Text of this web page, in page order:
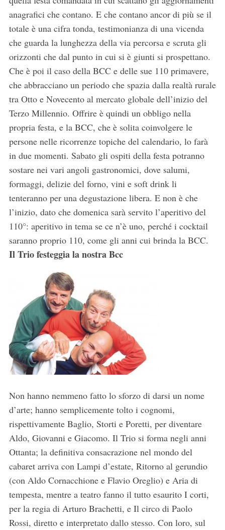
anagrafici che contano. E che contano ancor di più se il
totale è una cifra tonda, testimonianza di una vicenda
che guarda la lunghezza della via percorsa e scruta gli
orizzonti che dal punto in cui si è giunti si prospettano.
Che è poi il caso della BCC e delle sue 110 primavere,
che abbracciano un periodo che spazia dalla realtà rurale
tra Otto e Novecento al mercato globale dell’inizio del
Terzo Millennio. Offrire è quindi un obbligo nella
propria festa, e la BCC, che è solita coinvolgere le
persone nelle ricorrenze topiche del calendario, lo farà
in due momenti. Sabato gli ospiti della festa potranno
sostare nei vari angoli gastronomici, dove salumi,
formaggi, delizie del forno, vini e soft drink li
tenteranno per una degustazione libera. E non è che
l’inizio, dato che domenica sarà servito l’aperitivo del
110°: aperitivo in tema se ce n’è uno, perché i cocktail
saranno proprio 110, come gli anni cui brinda la BCC.
Il Trio festeggia la nostra Bcc
Non hanno nemmeno fatto lo sforzo di darsi un nome
d’arte; hanno semplicemente tolto i cognomi,
rispettivamente Baglio, Storti e Poretti, per diventare
Aldo, Giovanni e Giacomo. Il Trio si forma negli anni
Ottanta; la definitiva consacrazione nel mondo del
cabaret arriva con Lampi d’estate, Ritorno al gerundio
(con Aldo Cornacchione e Flavio Oreglio) e Aria di
tempesta, mentre a teatro fanno il tutto esaurito I corti,
per la regia di Arturo Brachetti, e Il circo di Paolo
Rossi, diretto e interpretato dallo stesso. Con loro, sul
S
e
a
r
f
o
r
: